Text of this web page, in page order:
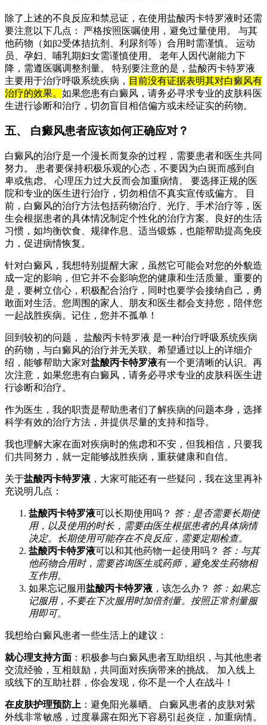
除了上述的不良反应和禁忌证，在使用盐酸丙卡特罗液时还需
要注意以下几点： 严格按照医嘱使用，避免过量使用。 与其
他药物（如β2受体拮抗剂、利尿剂等）合用时需谨慎。 运动
员、孕妇、哺乳期妇女需谨慎使用。 老年人因代谢能力下
降，需遵医嘱调整剂量。 特别要注意的是，盐酸丙卡特罗液
主要用于治疗呼吸系统疾病， 目前没有证据表明其对白癜风有
治疗的效果。 如果您患有白癜风，请务必寻求专业的皮肤科医
生进行诊断和治疗，切勿盲目相信偏方或未经证实的药物。
五、 白癜风患者应该如何正确应对？
白癜风的治疗是一个漫长而复杂的过程，需要患者和医生共同
努力。 患者要保持积极乐观的心态，不要因为白斑而感到自
卑或焦虑。 心理压力过大反而会加重病情。 要选择正规的医
院和专业的医生进行治疗，切勿相信不真实宣传或偏方。 目
前，白癜风的治疗方法包括药物治疗、光疗、手术治疗等，医
生会根据患者的具体情况制定个性化的治疗方案。良好的生活
习惯，如均衡饮食、规律作息、适当锻炼，也能帮助提高免疫
力，促进病情恢复。
针对白癜风，我想特别提醒大家，虽然它可能会对您的外貌造
成一定的影响，但它并不会影响您的健康和生活质量。重要的
是，要树立信心，积极配合治疗，同时也要学会接纳自己，勇
敢面对生活。您周围的家人、朋友和医生都会支持您，陪伴您
一起战胜疾病。记住，您并不孤单！
回到较初的问题， 盐酸丙卡特罗液 是一种治疗呼吸系统疾病
的药物，与白癜风的治疗并无关联。希望通过以上的详细介
绍，能够帮助大家对盐酸丙卡特罗液有一个更清晰的认识。再
次注意，如果您患有白癜风，请务必寻求专业的皮肤科医生进
行诊断和治疗。
作为医生，我的职责是帮助患者们了解疾病的问题本身，选择
科学有效的治疗方法，并提供尽量的支持和指导。
我也理解大家在面对疾病时的焦虑和不安，但我相信，只要我
们共同努力，就一定能够战胜疾病，重获健康和自信。
关于盐酸丙卡特罗液 ，大家可能还有一些疑问，我在这里再补
充说明几点：
盐酸丙卡特罗液可以长期使用吗？ 答：是否需要长期使
用，以及使用的时长，需要由医生根据患者的具体病情
决定。长期使用可能存在不良反应，需要定期检查。
盐酸丙卡特罗液可以和其他药物一起使用吗？ 答：与其
他药物合用时，需要咨询医生或药师，避免发生药物相
互作用。
如果忘记服用盐酸丙卡特罗液 ，该怎么办？ 答：如果忘
记服用，不要在下次服用时加倍剂量。按照正常剂量服
用即可。
我想给白癜风患者一些生活上的建议：
就心理支持方面 ：积极参与白癜风患者互助组织，与其他患者
交流经验，互相鼓励，共同面对疾病带来的挑战。 加入线上
或线下的互助社群，你会发现，你不是一个人在战斗！
在皮肤护理预防上 ：避免阳光暴晒。 白癜风患者的皮肤对紫
外线非常敏感，过度暴露在阳光下容易引起炎症，加重病情。